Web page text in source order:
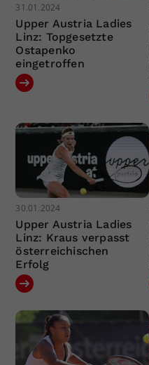
31.01.2024
Upper Austria Ladies
Linz: Topgesetzte
Ostapenko
eingetroffen
30.01.2024
Upper Austria Ladies
Linz: Kraus verpasst
österreichischen
Erfolg